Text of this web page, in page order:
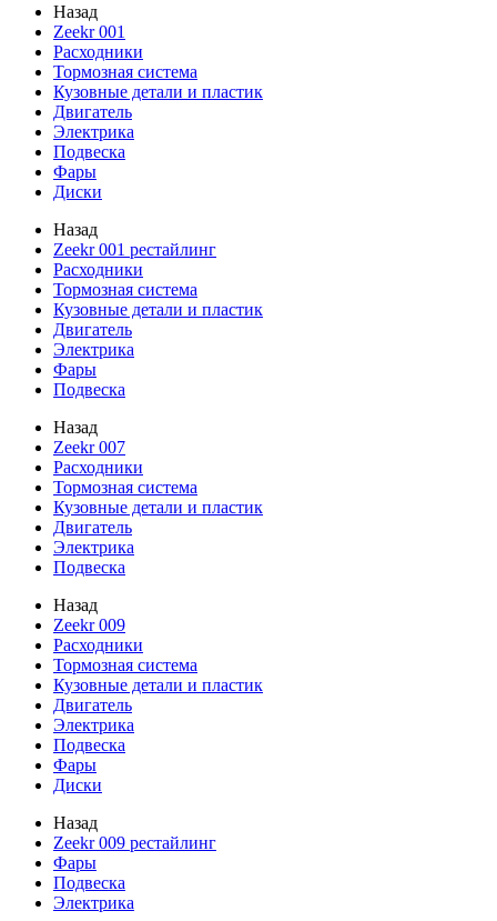
Назад
Zeekr 001
Расходники
Тормозная система
Кузовные детали и пластик
Двигатель
Электрика
Подвеска
Фары
Диски
Назад
Zeekr 001 рестайлинг
Расходники
Тормозная система
Кузовные детали и пластик
Двигатель
Электрика
Фары
Подвеска
Назад
Zeekr 007
Расходники
Тормозная система
Кузовные детали и пластик
Двигатель
Электрика
Подвеска
Назад
Zeekr 009
Расходники
Тормозная система
Кузовные детали и пластик
Двигатель
Электрика
Подвеска
Фары
Диски
Назад
Zeekr 009 рестайлинг
Фары
Подвеска
Электрика